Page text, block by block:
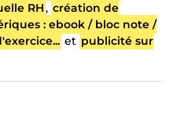
RH, création de
: ebook / bloc note /
et publicité sur
pour obtenir un aperçu de